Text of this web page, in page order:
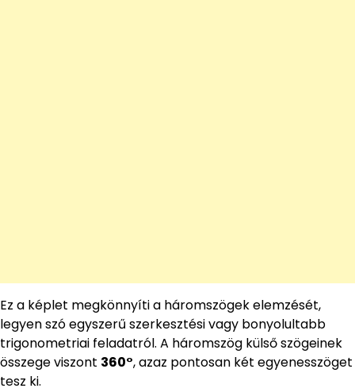
Ez a képlet megkönnyíti a háromszögek elemzését,
legyen szó egyszerű szerkesztési vagy bonyolultabb
trigonometriai feladatról. A háromszög külső szögeinek
összege viszont 360°, azaz pontosan két egyenesszöget
tesz ki.